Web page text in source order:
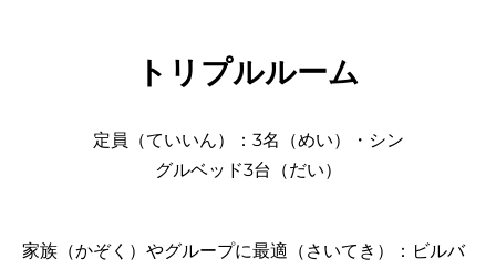
トリプルルーム
定員（ていいん）：3名（めい）・シン
グルベッド3台（だい）
家族（かぞく）やグループに最適（さいてき）：ビルバ